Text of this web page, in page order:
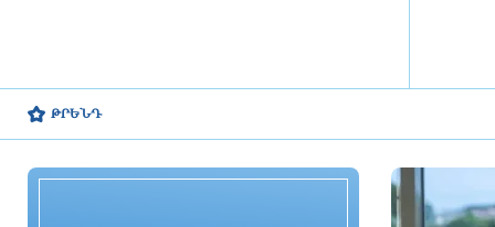
մլրդ դրամի թաքցված հարկման
Եվրասիական տնտեսական
ԹՐԵՆԴ